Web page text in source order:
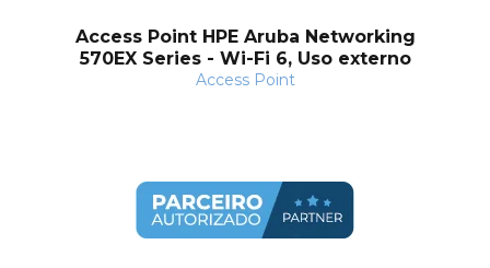
Access Point HPE Aruba Networking
570EX Series - Wi-Fi 6, Uso externo
Access Point